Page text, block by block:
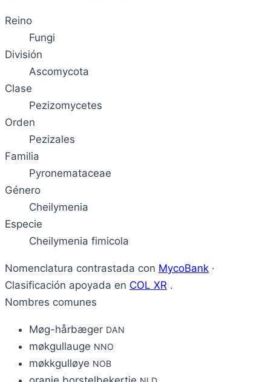
Reino
Fungi
División
Ascomycota
Clase
Pezizomycetes
Orden
Pezizales
Familia
Pyronemataceae
Género
Cheilymenia
Especie
Cheilymenia fimicola
Nomenclatura contrastada con MycoBank ·
Clasificación apoyada en COL XR .
Nombres comunes
Møg-hårbæger DAN
møkgullauge NNO
møkkgulløye NOB